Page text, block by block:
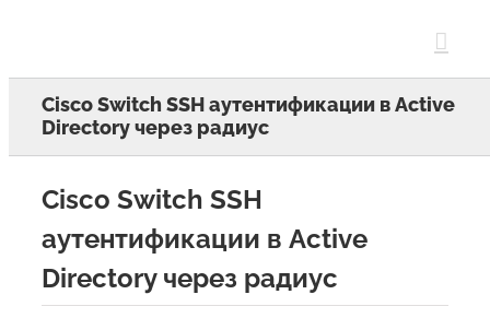
Cisco Switch SSH аутентификации в Active
Directory через радиус
Cisco Switch SSH
аутентификации в Active
Directory через радиус